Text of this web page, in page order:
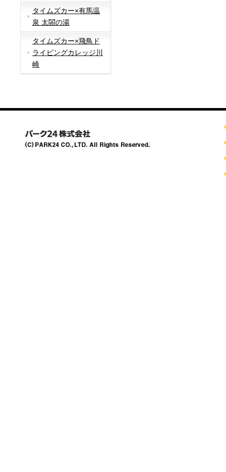
タイムズカー×有馬温
泉 太閤の湯
タイムズカー×飛鳥ド
ライビングカレッジ川
崎